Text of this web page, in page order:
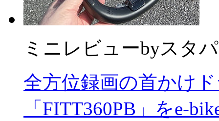
ミニレビューbyスタ
全方位録画の首かけ
「FITT360PB」をe-